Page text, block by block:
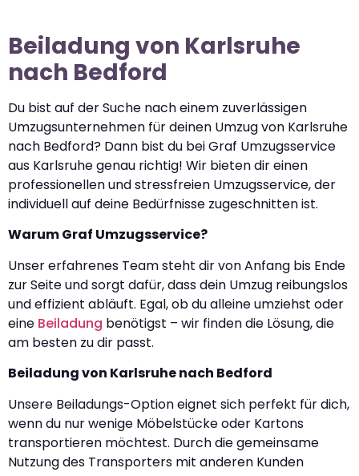
Beiladung von Karlsruhe
nach Bedford
Du bist auf der Suche nach einem zuverlässigen
Umzugsunternehmen für deinen Umzug von Karlsruhe
nach Bedford? Dann bist du bei Graf Umzugsservice
aus Karlsruhe genau richtig! Wir bieten dir einen
professionellen und stressfreien Umzugsservice, der
individuell auf deine Bedürfnisse zugeschnitten ist.
Warum Graf Umzugsservice?
Unser erfahrenes Team steht dir von Anfang bis Ende
zur Seite und sorgt dafür, dass dein Umzug reibungslos
und effizient abläuft. Egal, ob du alleine umziehst oder
eine Beiladung benötigst – wir finden die Lösung, die
am besten zu dir passt.
Beiladung von Karlsruhe nach Bedford
Unsere Beiladungs-Option eignet sich perfekt für dich,
wenn du nur wenige Möbelstücke oder Kartons
transportieren möchtest. Durch die gemeinsame
Nutzung des Transporters mit anderen Kunden